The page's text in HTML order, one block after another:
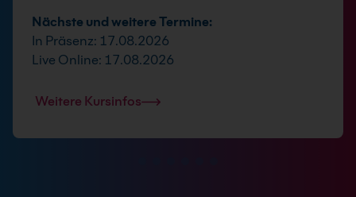
Nächste und weitere Termine:
In Präsenz: 17.08.2026
Live Online: 17.08.2026
Weitere Kursinfos